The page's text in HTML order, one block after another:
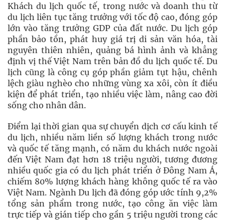
Khách du lịch quốc tế, trong nước và doanh thu từ
du lịch liên tục tăng trưởng với tốc độ cao, đóng góp
lớn vào tăng trưởng GDP của đất nước. Du lịch góp
phần bảo tồn, phát huy giá trị di sản văn hóa, tài
nguyên thiên nhiên, quảng bá hình ảnh và khẳng
định vị thế Việt Nam trên bản đồ du lịch quốc tế. Du
lịch cũng là công cụ góp phần giảm tụt hậu, chênh
lệch giàu nghèo cho những vùng xa xôi, còn ít điều
kiện để phát triển, tạo nhiều việc làm, nâng cao đời
sống cho nhân dân.
Điểm lại thời gian qua sự chuyển dịch cơ cấu kinh tế
du lịch, nhiều năm liền số lượng khách trong nước
và quốc tế tăng mạnh, có năm du khách nước ngoài
đến Việt Nam đạt hơn 18 triệu người, tương đương
nhiều quốc gia có du lịch phát triển ở Đông Nam Á,
chiếm 80% lượng khách hàng không quốc tế ra vào
Việt Nam. Ngành Du lịch đã đóng góp ước tính 9,2%
tổng sản phẩm trong nước, tạo công ăn việc làm
trực tiếp và gián tiếp cho gần 5 triệu người trong các